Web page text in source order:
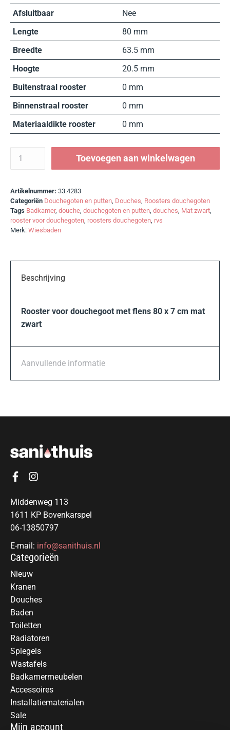
Afsluitbaar
Nee
Lengte
80 mm
Breedte
63.5 mm
Hoogte
20.5 mm
Buitenstraal rooster
0 mm
Binnenstraal rooster
0 mm
Materiaaldikte rooster
0 mm
Toevoegen aan winkelwagen
Artikelnummer: 33.4283
Categoriën Douchegoten en putten Douches Roosters douchegoten
Tags Badkamer, douche douchegoten en putten douches Mat zwart
rooster voor douchegoten roosters douchegoten rvs
Merk: Wiesbaden
Beschrijving
Rooster voor douchegoot met flens 80 x 7 cm mat
zwart
Aanvullende informatie
Middenweg 113
1611 KP Bovenkarspel
06-13850797
E-mail: info@sanithuis.nl
Categorieën
Nieuw
Kranen
Douches
Baden
Toiletten
Radiatoren
Spiegels
Wastafels
Badkamermeubelen
Accessoires
Installatiematerialen
Sale
Mijn account